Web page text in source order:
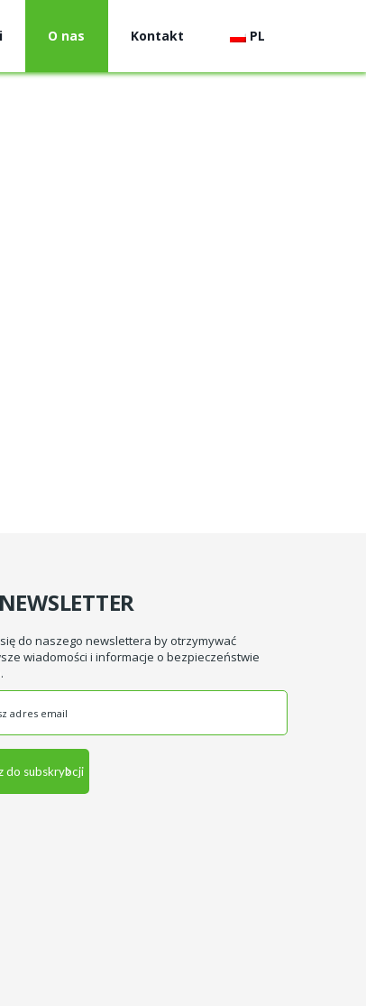
O nas Kontakt PL
NEWSLETTER
do naszego newslettera by otrzymywać
wiadomości i informacje o bezpieczeństwie